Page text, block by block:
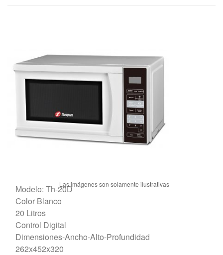
Modelo: Th-20D
Color Blanco
20 Litros
Control Digital
Dimensiones-Ancho-Alto-Profundidad
262x452x320